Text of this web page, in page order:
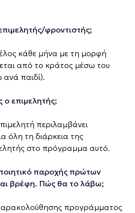
φροντιστής;
κάθε μήνα με τη μορφή
από το κράτος μέσω του
παιδί).
ο επιμελητής;
περιλαμβάνει
όλη τη διάρκεια της
στο πρόγραμμα αυτό.
παροχής πρώτων
βρέφη. Πώς θα το λάβω;
προγράμματος